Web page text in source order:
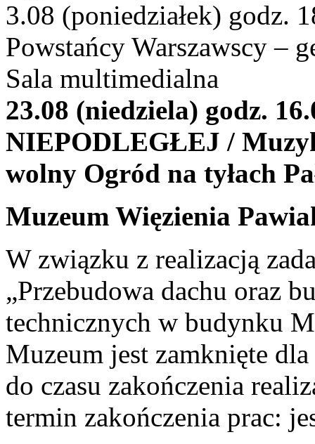
3.08 (poniedziałek) godz.
Powstańcy Warszawscy –
Sala multimedialna
23.08 (niedziela) godz.
NIEPODLEGŁEJ /
wolny Ogród na tyłach
Muzeum Więzienia
W związku z realizacją
„Przebudowa dachu oraz
technicznych w budynku
Muzeum jest zamknięte
do czasu zakończenia
termin zakończenia prac: